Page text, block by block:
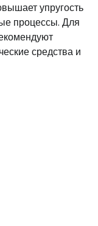
упругость
процессы. Для
средства и